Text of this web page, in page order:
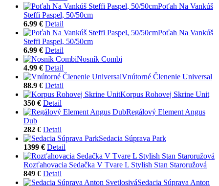
Poťah Na Vankúš
Steffi Paspel, 50/50cm
6.99 € Detail
Poťah Na Vankúš
Steffi Paspel, 50/50cm
6.99 € Detail
Nosník Combi
4.99 € Detail
Vnútorné Členenie Universal
88.9 € Detail
Korpus Rohovej Skrine Unit
350 € Detail
Regálový Element Angus
Dub
282 € Detail
Sedacia Súprava Park
1399 € Detail
Rozťahovacia Sedačka V Tvare L Stylish Stan Staroružová
849 € Detail
Sedacia Súprava Anton